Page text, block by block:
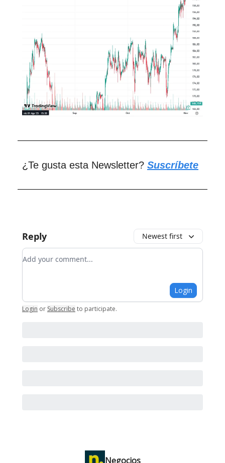
¿Te gusta esta Newsletter? Suscríbete
Reply Newest first
Add your comment
Login
Login or Subscribe to participate.
Negocios